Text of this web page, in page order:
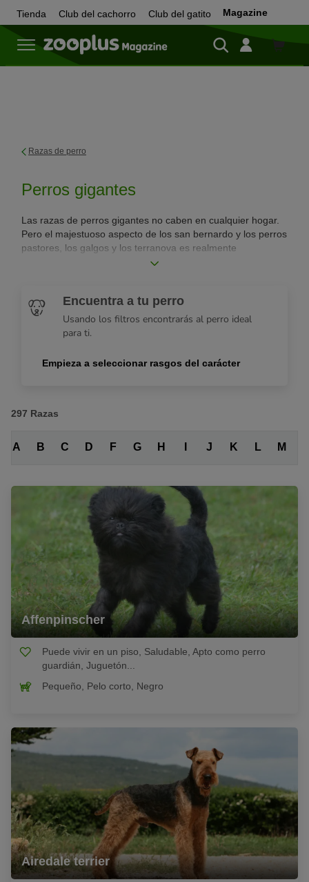
Tienda Club del cachorro Club del gatito Magazine
Tienda
Razas de perro
Perros gigantes
Las razas de perros gigantes no caben en cualquier hogar.
Pero el majestuoso aspecto de los san bernardo y los perros
pastores, los galgos y los terranova es realmente
impresionante. Los perros muy grandes suelen tener una
tan únicas.Leer más
Encuentra a tu perro
Usando los filtros encontrarás al perro ideal
para ti.
Empieza a seleccionar rasgos del carácter
297 Razas
A B C D F G H J K L M
Affenpinscher
Puede vivir en un piso, Saludable, Apto como perro
guardián, Juguetón...
Pequeño, Pelo corto, Negro
Airedale terrier